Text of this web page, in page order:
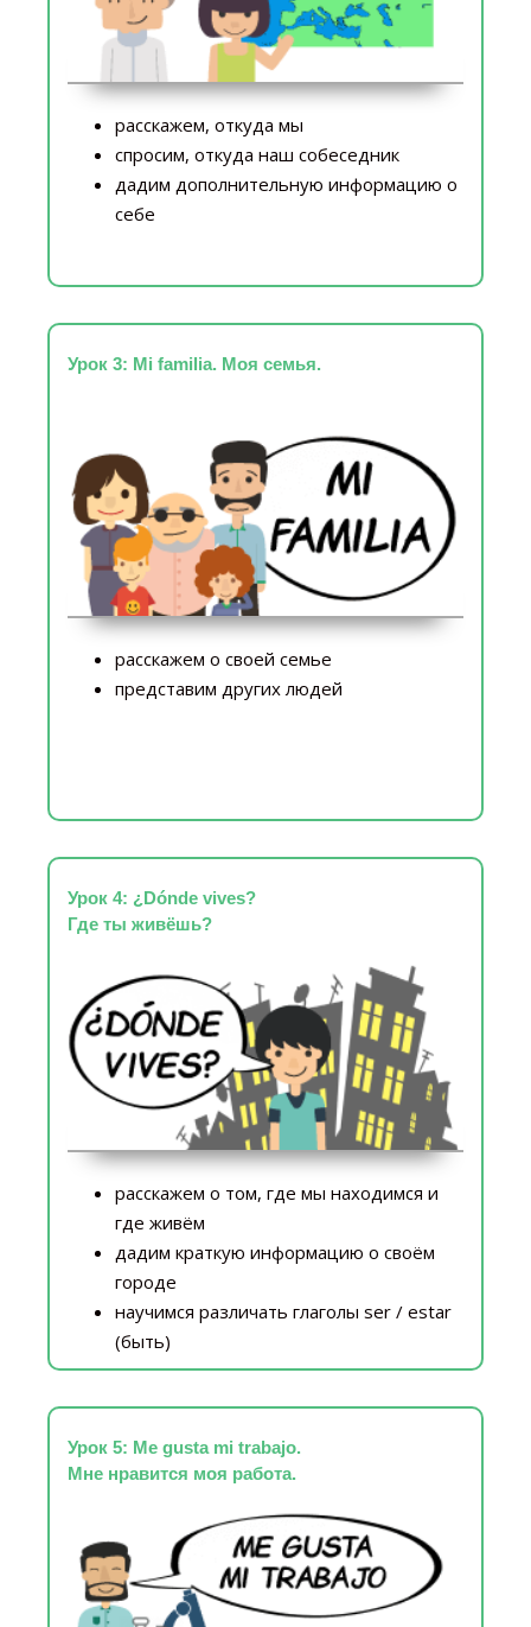
расскажем, откуда мы
спросим, откуда наш собеседник
дадим дополнительную информацию о
себе
Урок 3: Mi familia. Моя семья.
расскажем о своей семье
представим других людей
Урок 4: ¿Dónde vives?
Где ты живёшь?
расскажем о том, где мы находимся и
где живём
дадим краткую информацию о своём
городе
научимся различать глаголы ser / estar
(быть)
Урок 5: Me gusta mi trabajo.
Мне нравится моя работа.